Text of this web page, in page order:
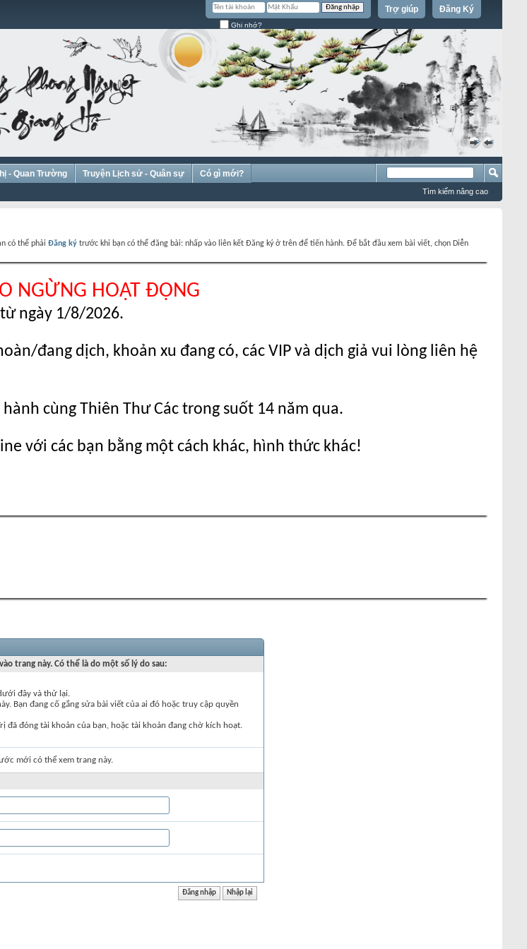
Đăng Ký
Trợ giúp
Ghi nhớ?
«
»
- Quan Trường Truyện Lịch sử - Quân sự Có gì mới?
Tìm kiếm nâng cao
có thể phải Đăng ký trước khi bạn có thể đăng bài: nhấp vào liên kết Đăng ký ở trên để tiến hành. Để bắt đầu xem bài viết, chọn Diễn
NGỪNG HOẠT ĐỘNG
ngày 1/8/2026.
đang dịch, khoản xu đang có, các VIP và dịch giả vui lòng liên hệ
cùng Thiên Thư Các trong suốt 14 năm qua.
với các bạn bằng một cách khác, hình thức khác!
trang này. Có thể là do một số lý do sau:
đây và thử lại.
Bạn đang cố gắng sửa bài viết của ai đó hoặc truy cập quyền
đã đóng tài khoản của bạn, hoặc tài khoản đang chờ kích hoạt.
mới có thể xem trang này.